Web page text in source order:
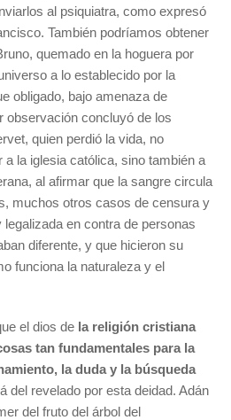
al psiquiatra, como expresó
También podríamos obtener
quemado en la hoguera por
a lo establecido por la
obligado, bajo amenaza de
observación concluyó de los
quien perdió la vida, no
la iglesia católica, sino también a
al afirmar que la sangre circula
muchos otros casos de censura y
en contra de personas
diferente, y que hicieron su
funciona la naturaleza y el
el dios de la religión cristiana
tan fundamentales para la
la duda y la búsqueda
del revelado por esta deidad. Adán
del fruto del árbol del